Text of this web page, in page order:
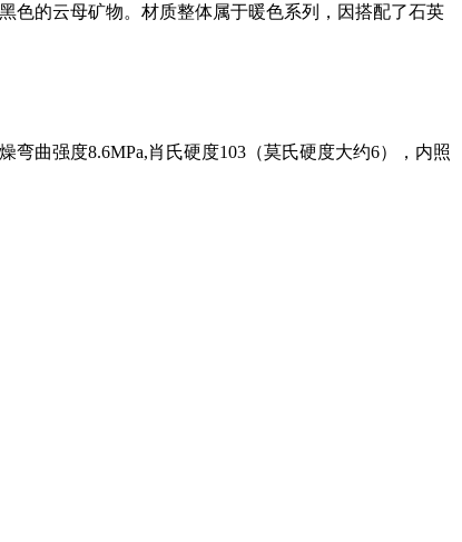
色的云母矿物。材质整体属于暖色系列，因搭配了石英
弯曲强度8.6MPa,肖氏硬度103（莫氏硬度大约6），内照